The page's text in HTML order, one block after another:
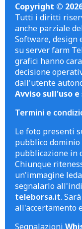
Copyright ©
Tutti i diritti
anche parziale
Software, design
su server farm
grafici hanno
decisione
dall'utente
Avviso sull'uso
Termini e
Le foto presenti
pubblico dominio
pubblicazione in
Chiunque
un'immagine
segnalarlo
teleborsa.it.
all'accertamento
Segnalazioni